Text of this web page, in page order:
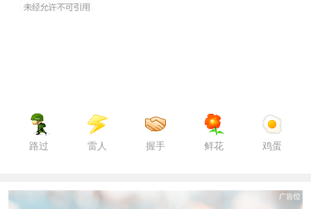
路过 雷人 握手 鲜花 鸡蛋